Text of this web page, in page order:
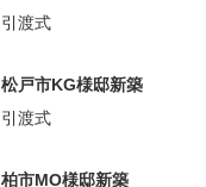
引渡式
松戸市KG様邸新築
引渡式
柏市MO様邸新築